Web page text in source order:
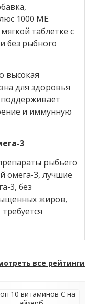
1000 МЕ
таблетке с
без рыбного
высокая
для здоровья
поддерживает
и иммунную
3
рыбьего
омега-3, лучшие
3, без
жиров,
все рейтинги